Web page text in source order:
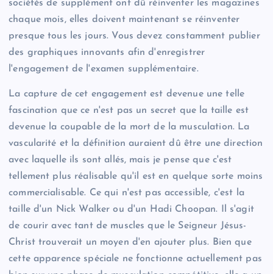
sociétés de supplément ont dû réinventer les magazines
chaque mois, elles doivent maintenant se réinventer
presque tous les jours. Vous devez constamment publier
des graphiques innovants afin d'enregistrer
l'engagement de l'examen supplémentaire.
La capture de cet engagement est devenue une telle
fascination que ce n'est pas un secret que la taille est
devenue la coupable de la mort de la musculation. La
vascularité et la définition auraient dû être une direction
avec laquelle ils sont allés, mais je pense que c'est
tellement plus réalisable qu'il est en quelque sorte moins
commercialisable. Ce qui n'est pas accessible, c'est la
taille d'un Nick Walker ou d'un Hadi Choopan. Il s'agit
de courir avec tant de muscles que le Seigneur Jésus-
Christ trouverait un moyen d'en ajouter plus. Bien que
cette apparence spéciale ne fonctionne actuellement pas